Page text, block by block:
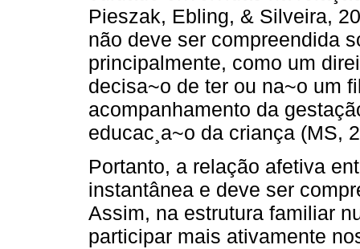
Pieszak, Ebling, & Silveira,
não deve ser compreendida
principalmente, como um
decisa~o de ter ou na~o um
acompanhamento da
educac¸a~o da criança (MS,
Portanto, a relação afetiva
instantânea e deve ser
Assim, na estrutura familiar
participar mais ativamente